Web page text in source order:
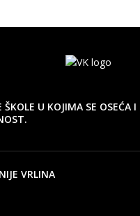
ŠKOLE U KOJIMA SE OSEĆA I
VRLINA